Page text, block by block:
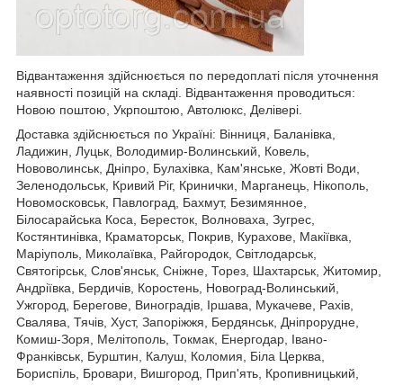
Відвантаження здійснюється по передоплаті після уточнення
наявності позицій на складі. Відвантаження проводиться:
Новою поштою, Укрпоштою, Автолюкс, Делівері.
Доставка здійснюється по Україні: Вінниця, Баланівка,
Ладижин, Луцьк, Володимир-Волинський, Ковель,
Нововолинськ, Дніпро, Булахівка, Кам'янське, Жовті Води,
Зеленодольськ, Кривий Ріг, Кринички, Марганець, Нікополь,
Новомосковськ, Павлоград, Бахмут, Безимянное,
Білосарайська Коса, Бересток, Волноваха, Зугрес,
Костянтинівка, Краматорськ, Покрив, Курахове, Макіївка,
Маріуполь, Миколаївка, Райгородок, Світлодарськ,
Святогірськ, Слов'янськ, Сніжне, Торез, Шахтарськ, Житомир,
Андріївка, Бердичів, Коростень, Новоград-Волинський,
Ужгород, Берегове, Виноградів, Іршава, Мукачеве, Рахів,
Свалява, Тячів, Хуст, Запоріжжя, Бердянськ, Дніпрорудне,
Комиш-Зоря, Мелітополь, Токмак, Енергодар, Івано-
Франківськ, Бурштин, Калуш, Коломия, Біла Церква,
Бориспіль, Бровари, Вишгород, Прип'ять, Кропивницький,